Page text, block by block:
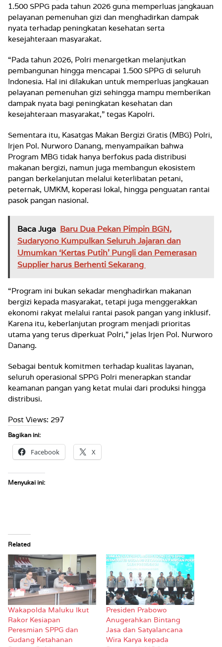
1.500 SPPG pada tahun 2026 guna memperluas jangkauan
pelayanan pemenuhan gizi dan menghadirkan dampak
nyata terhadap peningkatan kesehatan serta
kesejahteraan masyarakat.
“Pada tahun 2026, Polri menargetkan melanjutkan
pembangunan hingga mencapai 1.500 SPPG di seluruh
Indonesia. Hal ini dilakukan untuk memperluas jangkauan
pelayanan pemenuhan gizi sehingga mampu memberikan
dampak nyata bagi peningkatan kesehatan dan
kesejahteraan masyarakat,” tegas Kapolri.
Sementara itu, Kasatgas Makan Bergizi Gratis (MBG) Polri,
Irjen Pol. Nurworo Danang, menyampaikan bahwa
Program MBG tidak hanya berfokus pada distribusi
makanan bergizi, namun juga membangun ekosistem
pangan berkelanjutan melalui keterlibatan petani,
peternak, UMKM, koperasi lokal, hingga penguatan rantai
pasok pangan nasional.
Baca Juga Baru Dua Pekan Pimpin BGN,
Sudaryono Kumpulkan Seluruh Jajaran dan
Umumkan ‘Kertas Putih’ Pungli dan Pemerasan
Supplier harus Berhenti Sekarang
“Program ini bukan sekadar menghadirkan makanan
bergizi kepada masyarakat, tetapi juga menggerakkan
ekonomi rakyat melalui rantai pasok pangan yang inklusif.
Karena itu, keberlanjutan program menjadi prioritas
utama yang terus diperkuat Polri,” jelas Irjen Pol. Nurworo
Danang.
Sebagai bentuk komitmen terhadap kualitas layanan,
seluruh operasional SPPG Polri menerapkan standar
keamanan pangan yang ketat mulai dari produksi hingga
distribusi.
Post Views: 297
Bagikan ini:
Facebook X
Menyukai ini:
Related
Wakapolda Maluku Ikut
Rakor Kesiapan
Peresmian SPPG dan
Gudang Ketahanan
Presiden Prabowo
Anugerahkan Bintang
Jasa dan Satyalancana
Wira Karya kepada